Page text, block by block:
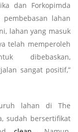
dan Forkopimda
lahan
lahan yang masuk
telah memperoleh
dibebaskan,
sangat positif,”
lahan di The
sudah bersertifikat